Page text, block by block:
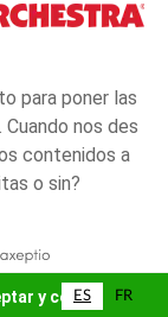
para poner las
nos des
contenidos a
o sin?
y cerrar
de comercio
de mediación de
ES FR